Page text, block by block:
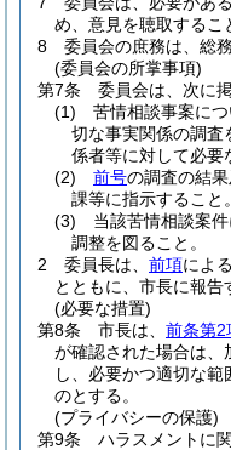
め、意見を聴取するこ
8
委員会の庶務は、総
(委員会の所掌事項)
第7条
委員会は、次に
(1)
苦情相談事案に
切な事実関係の調査
係者等に対して必要
(2)
前号の調査の結
課等に指示すること。
(3)
当該苦情相談案
調整を図ること。
2
委員長は、 前項によ
とともに、市長に報告
(必要な措置)
第8条
市長は、 前条第2
が確認された場合は、
し、必要かつ適切な
のとする。
(プライバシーの保護)
第9条
ハラスメントに